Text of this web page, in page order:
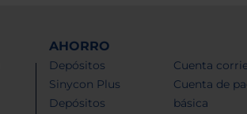
AHORRO
Depósitos
Sinycon Plus
Depósitos
Cuenta
Cuenta de
básica